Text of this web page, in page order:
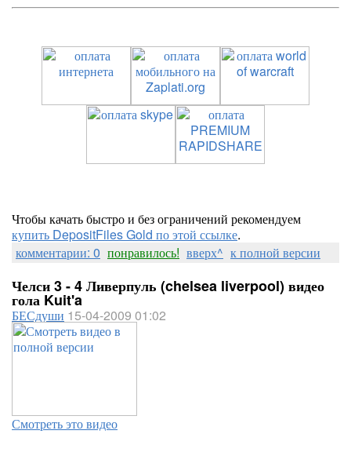
Чтобы качать быстро и без ограничений рекомендуем
купить DepositFiles Gold по этой ссылке.
комментарии: 0 понравилось! вверх^ к полной версии
Челси 3 - 4 Ливерпуль (chelsea liverpool) видео
гола Kuit'a
БЕСдуши 15-04-2009 01:02
Смотреть это видео